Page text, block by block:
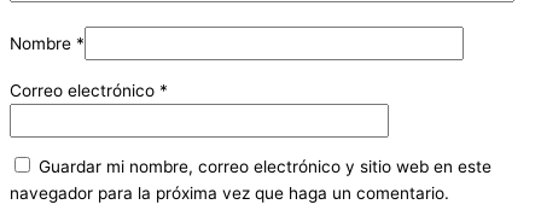
Nombre *
Correo electrónico *
Guardar mi nombre, correo electrónico y sitio web en este
navegador para la próxima vez que haga un comentario.